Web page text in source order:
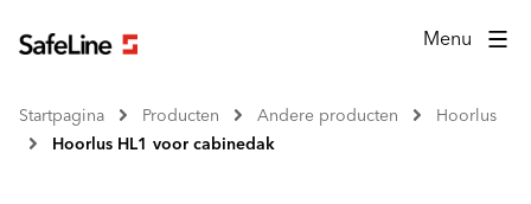
Menu
Startpagina Producten Andere producten
Hoorlus
Hoorlus HL1 voor cabinedak